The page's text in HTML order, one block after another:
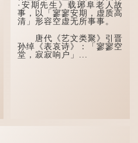
·安期先生》载琊阜老人故
事，以「寥寥安期，虚质高
清」形容空虚无所事事。
唐代《艺文类聚》引晋
孙绰《表哀诗》：「寥寥空
堂，寂寂响户」...